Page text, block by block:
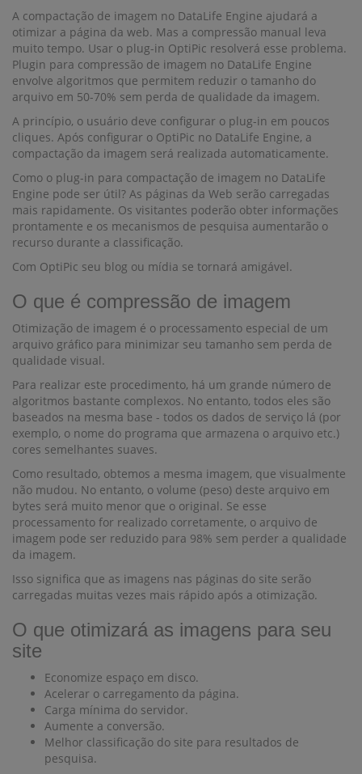
A compactação de imagem no DataLife Engine ajudará a
otimizar a página da web. Mas a compressão manual leva
muito tempo. Usar o plug-in OptiPic resolverá esse problema.
Plugin para compressão de imagem no DataLife Engine
envolve algoritmos que permitem reduzir o tamanho do
arquivo em 50-70% sem perda de qualidade da imagem.
A princípio, o usuário deve configurar o plug-in em poucos
cliques. Após configurar o OptiPic no DataLife Engine, a
compactação da imagem será realizada automaticamente.
Como o plug-in para compactação de imagem no DataLife
Engine pode ser útil? As páginas da Web serão carregadas
mais rapidamente. Os visitantes poderão obter informações
prontamente e os mecanismos de pesquisa aumentarão o
recurso durante a classificação.
Com OptiPic seu blog ou mídia se tornará amigável.
O que é compressão de imagem
Otimização de imagem é o processamento especial de um
arquivo gráfico para minimizar seu tamanho sem perda de
qualidade visual.
Para realizar este procedimento, há um grande número de
algoritmos bastante complexos. No entanto, todos eles são
baseados na mesma base - todos os dados de serviço lá (por
exemplo, o nome do programa que armazena o arquivo etc.)
cores semelhantes suaves.
Como resultado, obtemos a mesma imagem, que visualmente
não mudou. No entanto, o volume (peso) deste arquivo em
bytes será muito menor que o original. Se esse
processamento for realizado corretamente, o arquivo de
imagem pode ser reduzido para 98% sem perder a qualidade
da imagem.
Isso significa que as imagens nas páginas do site serão
carregadas muitas vezes mais rápido após a otimização.
O que otimizará as imagens para seu
site
Economize espaço em disco.
Acelerar o carregamento da página.
Carga mínima do servidor.
Aumente a conversão.
Melhor classificação do site para resultados de
pesquisa.